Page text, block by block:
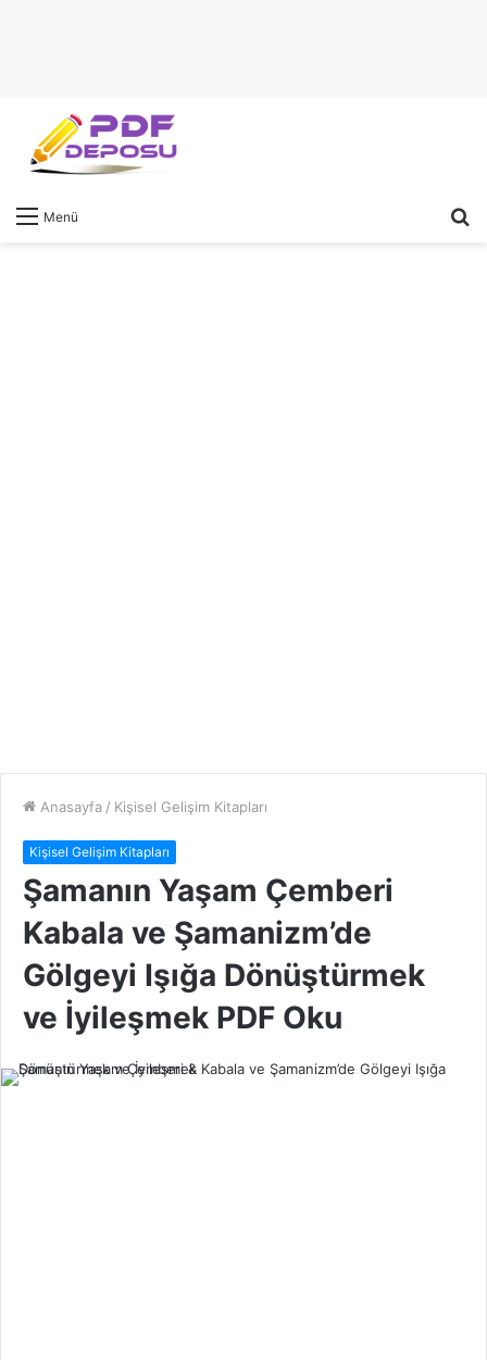
Menü
Anasayfa / Kişisel Gelişim Kitapları
Kişisel Gelişim Kitapları
Şamanın Yaşam Çemberi
Kabala ve Şamanizm’de
Gölgeyi Işığa Dönüştürmek
ve İyileşmek PDF Oku